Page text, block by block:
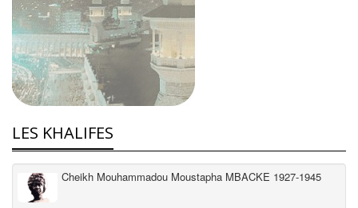
LES KHALIFES
Cheikh Mouhammadou Moustapha MBACKE 1927-1945